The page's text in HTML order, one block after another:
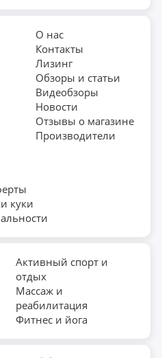
О нас
Контакты
Лизинг
Обзоры и статьи
Видеобзоры
Новости
Отзывы о магазине
Производители
куки
Активный спорт и
отдых
Массаж и
реабилитация
Фитнес и йога